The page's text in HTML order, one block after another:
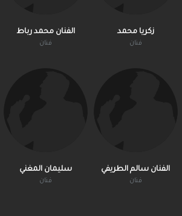
سليمان المغني
فنان
الفنان سالم الطريفي
فنان
الفنان محمد رباط
فنان
زكريا محمد
فنان